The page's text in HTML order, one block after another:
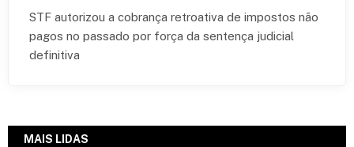
STF autorizou a cobrança retroativa de impostos não
pagos no passado por força da sentença judicial
definitiva
MAIS LIDAS